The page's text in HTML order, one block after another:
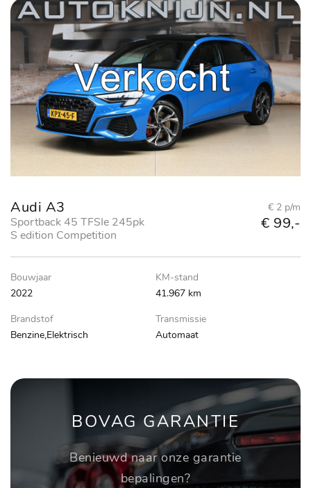
Audi A3
Sportback 45 TFSIe 245pk
S edition Competition
€ 2 p/m
€ 99,-
Bouwjaar
2022
KM-stand
41.967 km
Brandstof
Benzine,Elektrisch
Transmissie
Automaat
BOVAG GARANTIE
Benieuwd naar onze garantie
bepalingen?